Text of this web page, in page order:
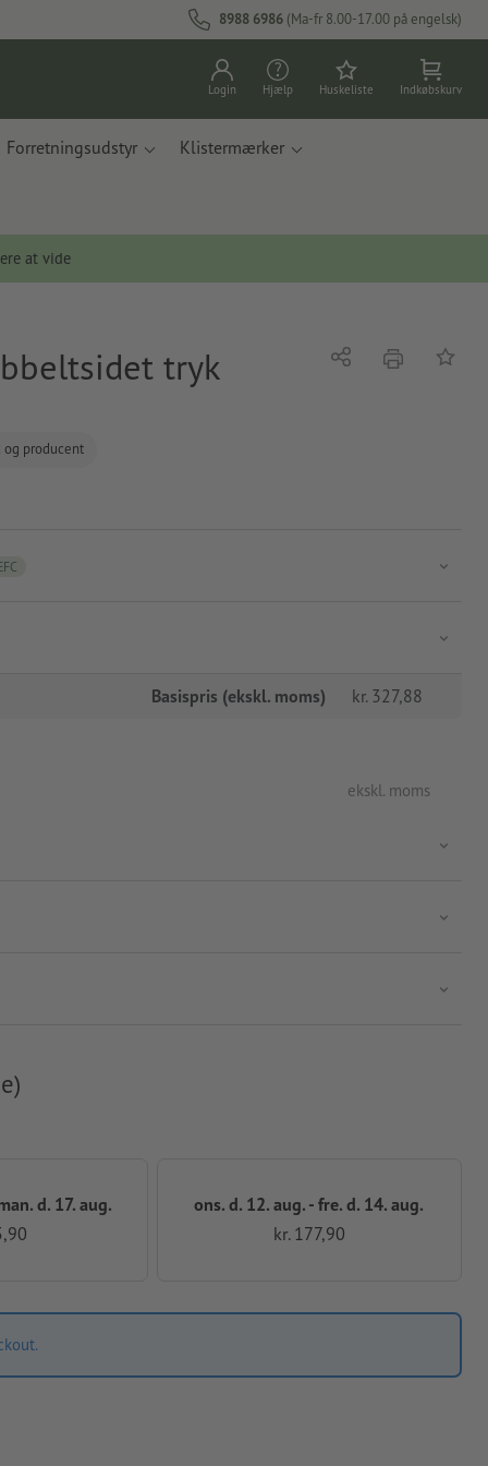
8988 6986 (Ma-fr 8.00-17.00 på engelsk)
Login Hjælp Huskeliste Indkøbskurv
Forretningsudstyr Klistermærker
at vide
tryk
og producent
Del tryk Tilføj
Basispris (ekskl. moms) kr. 327,88
ekskl. moms
d. 17. aug.
ons. d. 12. aug. - fre. d. 14. aug.
kr. 177,90